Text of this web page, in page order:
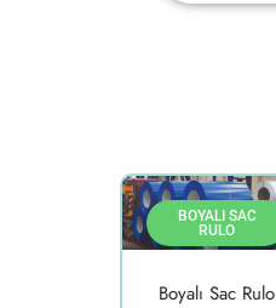
BOYALI SAC
RULO
Boyalı Sac Rulo